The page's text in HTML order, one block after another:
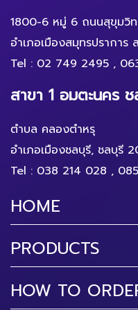
1800-6 หมู่ 6 ถนนสุขุมวิท
อำเภอเมืองสมุทรปราการ
Tel : 02 749 2495 ,
สาขา 1 อมตะนคร
ตำบล คลองตำหรุ
อำเภอเมืองชลบุรี, ชลบุรี
Tel : 038 214 028 ,
HOME
PRODUCTS
HOW TO